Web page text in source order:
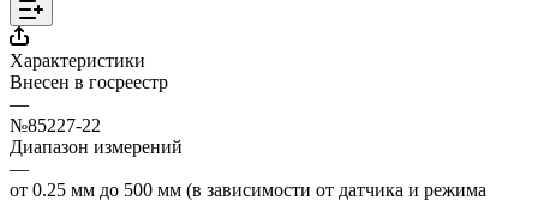
Характеристики
Внесен в госреестр
—
№85227-22
Диапазон измерений
—
от 0.25 мм до 500 мм (в зависимости от датчика и режима